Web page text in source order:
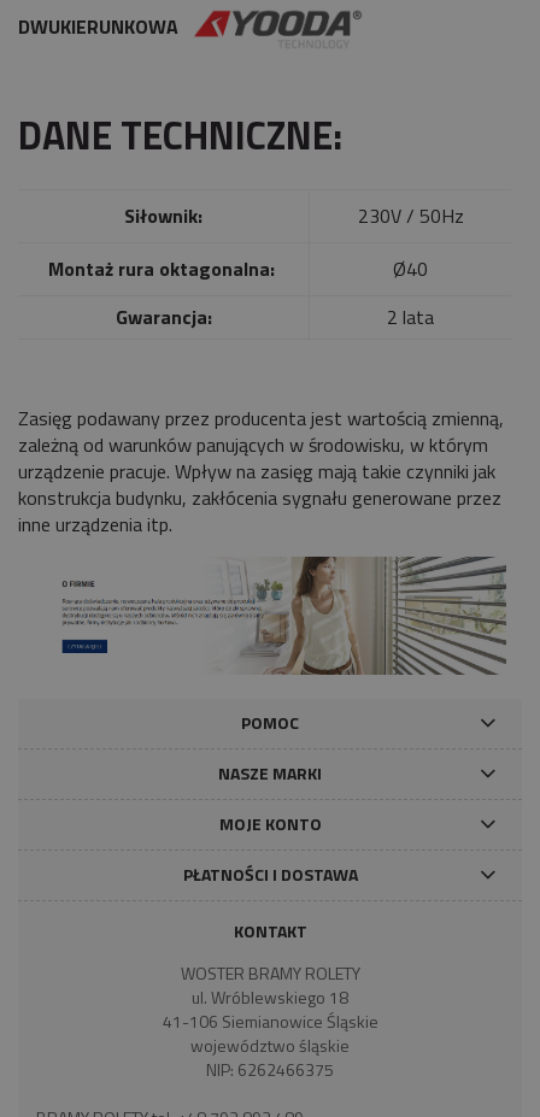
DWUKIERUNKOWA
DANE TECHNICZNE:
Siłownik:
230V / 50Hz
Montaż rura oktagonalna:
Ø40
Gwarancja:
2 lata
Zasięg podawany przez producenta jest wartością zmienną,
zależną od warunków panujących w środowisku, w którym
urządzenie pracuje. Wpływ na zasięg mają takie czynniki jak
konstrukcja budynku, zakłócenia sygnału generowane przez
inne urządzenia itp.
POMOC
NASZE MARKI
MOJE KONTO
PŁATNOŚCI I DOSTAWA
KONTAKT
WOSTER BRAMY ROLETY
ul. Wróblewskiego 18
41-106 Siemianowice Śląskie
województwo śląskie
NIP: 6262466375